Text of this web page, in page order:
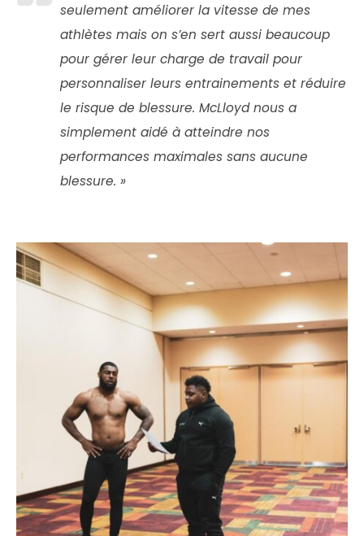
seulement améliorer la vitesse de mes
athlètes mais on s’en sert aussi beaucoup
pour gérer leur charge de travail pour
personnaliser leurs entrainements et réduire
le risque de blessure. McLloyd nous a
simplement aidé à atteindre nos
performances maximales sans aucune
blessure. »